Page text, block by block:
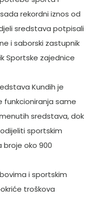
rekordni iznos od
sredstava potpisali
i saborski zastupnik
Sportske zajednice
Kundih je
funkcioniranja same
sredstava, dok
sportskim
broje oko 900
i sportskim
troškova